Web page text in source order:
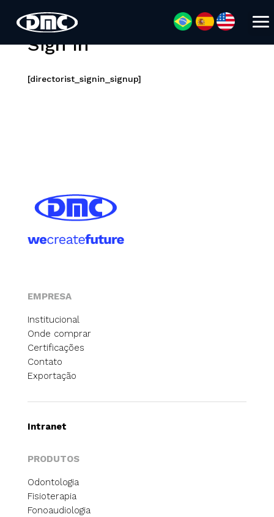
Sign In
[directorist_signin_signup]
EMPRESA
Institucional
Onde comprar
Certificações
Contato
Exportação
Intranet
PRODUTOS
Odontologia
Fisioterapia
Fonoaudiologia